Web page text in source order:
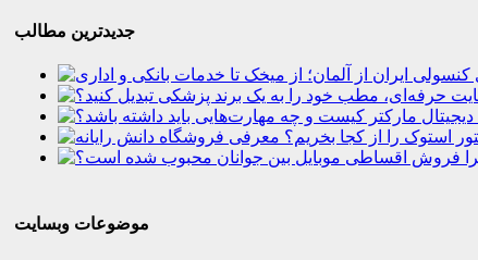
جدیدترین مطالب
موضوعات وبسایت